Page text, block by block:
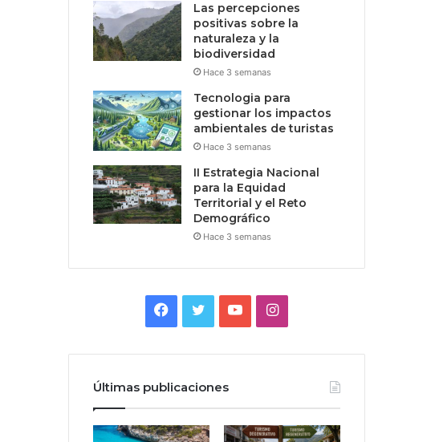
Las percepciones
positivas sobre la
naturaleza y la
biodiversidad
Hace 3 semanas
Tecnologia para
gestionar los impactos
ambientales de turistas
Hace 3 semanas
II Estrategia Nacional
para la Equidad
Territorial y el Reto
Demográfico
Hace 3 semanas
Facebook
TwitterYouTubeInstagram
Últimas publicaciones